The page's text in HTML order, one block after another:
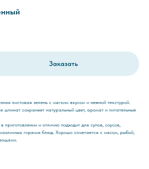
Заказать
листовая зелень с мягким вкусом и нежной текстурой.
шпинат сохраняет натуральный цвет, аромат и питательные
и отлично подходит для супов, соусов,
горячих блюд. Хорошо сочетается с мясом, рыбой,